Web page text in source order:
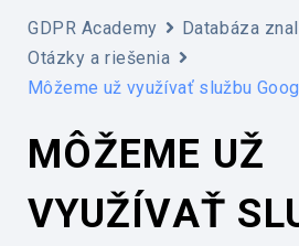
GDPR Academy
Databáza
Otázky a riešenia
Môžeme už využívať službu
MÔŽEME UŽ
VYUŽÍVAŤ